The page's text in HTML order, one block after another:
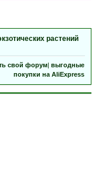
растений
свой форум выгодные
покупки на AliExpress